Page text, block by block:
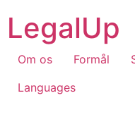
content
LegalUp
Om os Formål
Languages